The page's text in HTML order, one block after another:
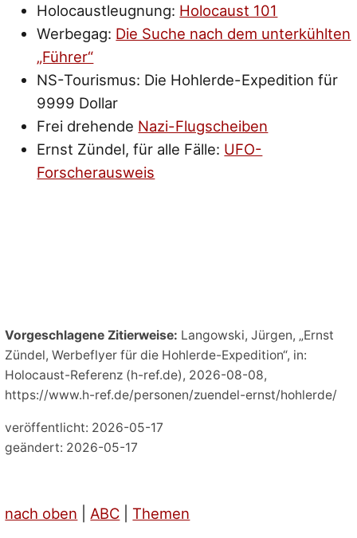
Holocaustleugnung: Holocaust 101
Werbegag: Die Suche nach dem unterkühlten
„Führer“
NS-Tourismus: Die Hohlerde-Expedition für
9999 Dollar
Frei drehende Nazi-Flugscheiben
Ernst Zündel, für alle Fälle: UFO-
Forscherausweis
Vorgeschlagene Zitierweise: Langowski, Jürgen, „Ernst
Zündel, Werbeflyer für die Hohlerde-Expedition“, in:
Holocaust-Referenz (h-ref.de), 2026-08-08,
https://www.h-ref.de/personen/zuendel-ernst/hohlerde/
veröffentlicht: 2026-05-17
geändert: 2026-05-17
nach oben ABC |Themen